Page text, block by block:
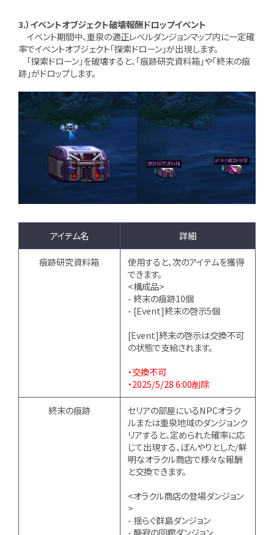
3.）イベントオブジェクト破壊報酬ドロップイベント
イベント期間中、重泉の適正レベルダンジョンマップ内に一定確
率でイベントオブジェクト「探索ドローン」が出現します。
「探索ドローン」を破壊すると、「痕跡研究資料箱」や「終末の痕
跡」がドロップします。
アイテム名 詳細
痕跡研究資料箱
使用すると、次のアイテムを獲得
できます。
<構成品>
- 終末の痕跡10個
- [Event]終末の啓示5個
[Event]終末の啓示は交換不可
の状態で支給されます。
・交換不可
・2025/5/28 6:00削除
終末の痕跡
セリアの部屋にいるNPCオラク
ルまたは重泉地域のダンジョンク
リアすると、定められた確率に応
じて出現する、ぼんやりとした/鮮
明なオラクル商店で様々な報酬
と交換できます。
<オラクル商店の登場ダンジョン
>
- 揺らぐ群島ダンジョン
- 静寂の回廊ダンジョン